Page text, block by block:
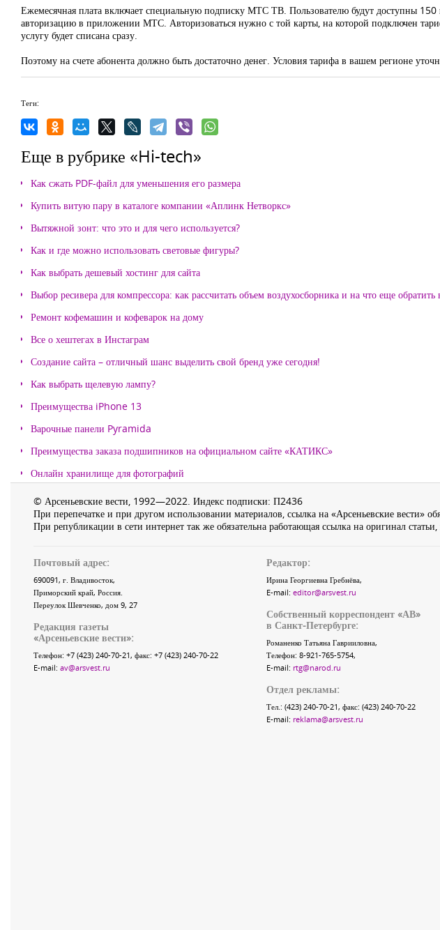
Ежемесячная плата включает специальную подписку МТС ТВ. Пользователю будут доступны
авторизацию в приложении МТС. Авторизоваться нужно с той карты, на которой подключен
услугу будет списана сразу.
Поэтому на счете абонента должно быть достаточно денег. Условия тарифа в вашем регионе
Теги:
Еще в рубрике «Hi-tech»
Как сжать PDF-файл для уменьшения его размера
Купить витую пару в каталоге компании «Аплинк Нетворкс»
Вытяжной зонт: что это и для чего используется?
Как и где можно использовать световые фигуры?
Как выбрать дешевый хостинг для сайта
Выбор ресивера для компрессора: как рассчитать объем воздухосборника и на что еще
Ремонт кофемашин и кофеварок на дому
Все о хештегах в Инстаграм
Создание сайта – отличный шанс выделить свой бренд уже сегодня!
Как выбрать щелевую лампу?
Преимущества iPhone 13
Варочные панели Pyramida
Преимущества заказа подшипников на официальном сайте «КАТИКС»
Онлайн хранилище для фотографий
© Арсеньевские вести, 1992—2022. Индекс подписки: П2436
При перепечатке и при другом использовании материалов, ссылка на «Арсеньевские вести»
При републикации в сети интернет так же обязательна работающая ссылка на оригинал
Почтовый адрес:
690091, г. Владивосток,
Приморский край, Россия
Переулок Шевченко, дом 9, 27
Редакция газеты
«Арсеньевские вести»:
Телефон: +7 (423) 240-70-21, факс: +7 (423) 240-70-22
E-mail: av@arsvest.ru
Редактор:
Ирина Георгиевна Гребнёва,
E-mail: editor@arsvest.ru
Собственный корреспондент «АВ»
в Санкт-Петербурге:
Романенко Татьяна Гаврииловна,
Телефон: 8-921-765-5754,
E-mail: rtg@narod.ru
Отдел рекламы:
Тел.: (423) 240-70-21, факс: (423) 240-70-22
E-mail: reklama@arsvest.ru